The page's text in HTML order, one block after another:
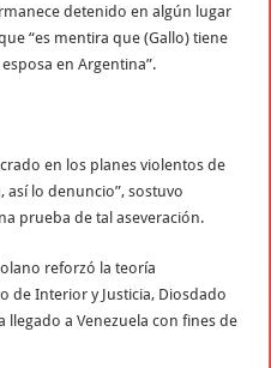
detenido en algún lugar
“es mentira que (Gallo) tiene
en Argentina”.
en los planes violentos de
así lo denuncio”, sostuvo
prueba de tal aseveración.
reforzó la teoría
de Interior y Justicia, Diosdado
llegado a Venezuela con fines de